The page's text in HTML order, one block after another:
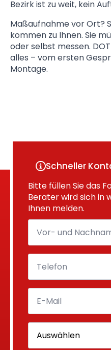
Bezirk ist zu weit, kein
Maßaufnahme vor Ort?
kommen zu Ihnen. Sie
oder selbst messen.
alles – vom ersten
Montage.
Schneller
Bitte füllen Sie das
Berater wird sich in
Ihnen melden.